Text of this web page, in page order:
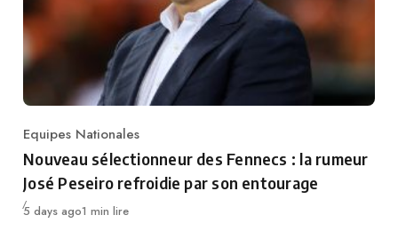
Category
Equipes Nationales
Nouveau sélectionneur des Fennecs : la rumeur
José Peseiro refroidie par son entourage
Publié
5 days ago1 min lire